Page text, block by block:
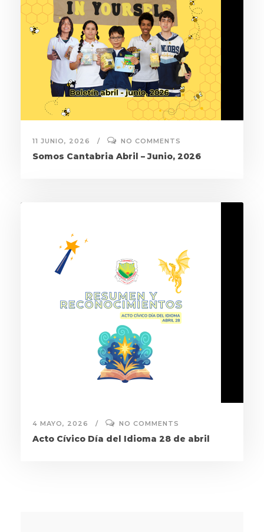
11 JUNIO, 2026 NO COMMENTS
Somos Cantabria Abril – Junio, 2026
4 MAYO, 2026 NO COMMENTS
Acto Cívico Día del Idioma 28 de abril